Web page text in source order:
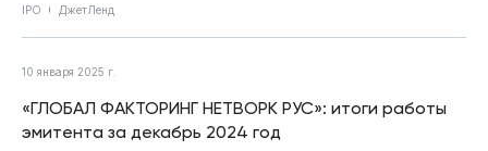
IPO ДжетЛенд
10 января 2025 г.
«ГЛОБАЛ ФАКТОРИНГ НЕТВОРК РУС»: итоги работы
эмитента за декабрь 2024 год